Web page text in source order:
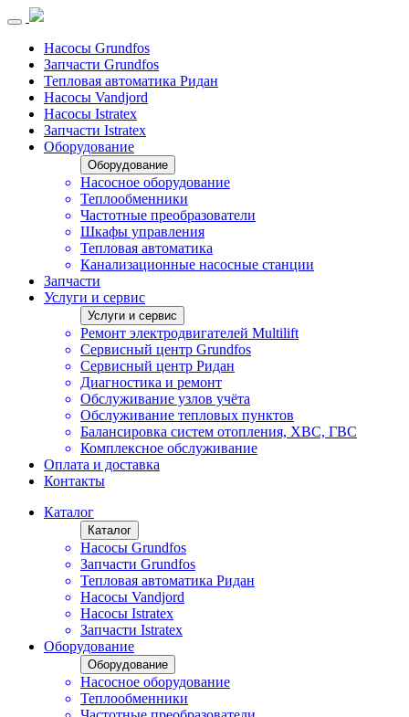
Насосы Grundfos
Запчасти Grundfos
Тепловая автоматика Ридан
Насосы Vandjord
Насосы Istratex
Запчасти Istratex
Оборудование
Оборудование
Насосное оборудование
Теплообменники
Частотные преобразователи
Шкафы управления
Тепловая автоматика
Канализационные насосные станции
Запчасти
Услуги и сервис
Услуги и сервис
Ремонт электродвигателей Multilift
Сервисный центр Grundfos
Сервисный центр Ридан
Диагностика и ремонт
Обслуживание узлов учёта
Обслуживание тепловых пунктов
Балансировка систем отопления, ХВС, ГВС
Комплексное обслуживание
Оплата и доставка
Контакты
Каталог
Каталог
Насосы Grundfos
Запчасти Grundfos
Тепловая автоматика Ридан
Насосы Vandjord
Насосы Istratex
Запчасти Istratex
Оборудование
Оборудование
Насосное оборудование
Теплообменники